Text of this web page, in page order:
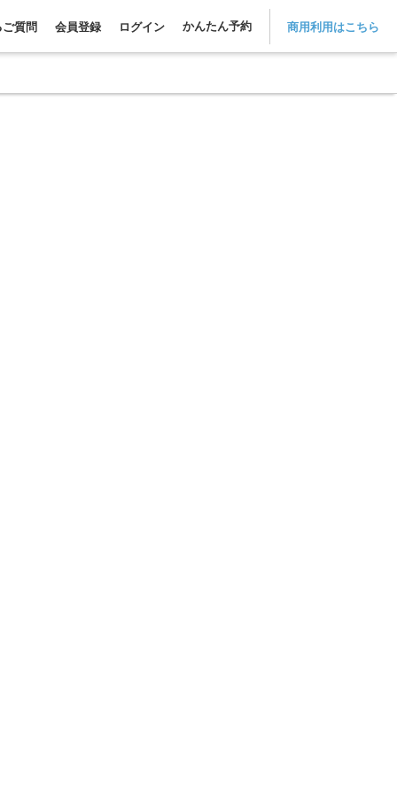
ご質問 会員登録 ログイン かんたん予約 商用利用はこちら